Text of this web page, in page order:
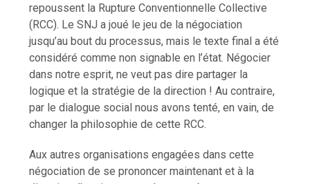
repoussent la Rupture Conventionnelle Collective
(RCC). Le SNJ a joué le jeu de la négociation
jusqu’au bout du processus, mais le texte final a été
considéré comme non signable en l’état. Négocier
dans notre esprit, ne veut pas dire partager la
logique et la stratégie de la direction ! Au contraire,
par le dialogue social nous avons tenté, en vain, de
changer la philosophie de cette RCC.
Aux autres organisations engagées dans cette
négociation de se prononcer maintenant et à la